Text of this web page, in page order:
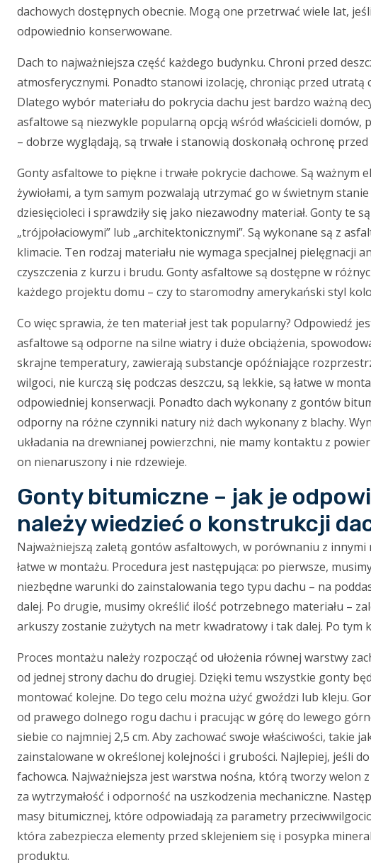
dachowych dostępnych obecnie. Mogą one przetrwać wiele lat,
odpowiednio konserwowane.
Dach to najważniejsza część każdego budynku. Chroni przed
atmosferycznymi. Ponadto stanowi izolację, chroniąc przed utratą
Dlatego wybór materiału do pokrycia dachu jest bardzo ważną
asfaltowe są niezwykle popularną opcją wśród właścicieli domów,
– dobrze wyglądają, są trwałe i stanowią doskonałą ochronę przed
Gonty asfaltowe to piękne i trwałe pokrycie dachowe. Są
żywiołami, a tym samym pozwalają utrzymać go w świetnym
dziesięcioleci i sprawdziły się jako niezawodny materiał. Gonty te
„trójpołaciowymi” lub „architektonicznymi”. Są wykonane są z
klimacie. Ten rodzaj materiału nie wymaga specjalnej pielęgnacji
czyszczenia z kurzu i brudu. Gonty asfaltowe są dostępne w
każdego projektu domu – czy to staromodny amerykański styl
Co więc sprawia, że ten materiał jest tak popularny? Odpowiedź
asfaltowe są odporne na silne wiatry i duże obciążenia,
skrajne temperatury, zawierają substancje opóźniające
wilgoci, nie kurczą się podczas deszczu, są lekkie, są łatwe w
odpowiedniej konserwacji. Ponadto dach wykonany z gontów
odporny na różne czynniki natury niż dach wykonany z blachy.
układania na drewnianej powierzchni, nie mamy kontaktu z
on nienaruszony i nie rdzewieje.
Gonty bitumiczne – jak je
należy wiedzieć o konstrukcji
Najważniejszą zaletą gontów asfaltowych, w porównaniu z
łatwe w montażu. Procedura jest następująca: po pierwsze,
niezbędne warunki do zainstalowania tego typu dachu – na
dalej. Po drugie, musimy określić ilość potrzebnego materiału –
arkuszy zostanie zużytych na metr kwadratowy i tak dalej. Po tym
Proces montażu należy rozpocząć od ułożenia równej warstwy
od jednej strony dachu do drugiej. Dzięki temu wszystkie gonty
montować kolejne. Do tego celu można użyć gwoździ lub kleju.
od prawego dolnego rogu dachu i pracując w górę do lewego
siebie co najmniej 2,5 cm. Aby zachować swoje właściwości, takie
zainstalowane w określonej kolejności i grubości. Najlepiej, jeśli
fachowca. Najważniejsza jest warstwa nośna, którą tworzy welon
za wytrzymałość i odporność na uszkodzenia mechaniczne.
masy bitumicznej, które odpowiadają za parametry
która zabezpiecza elementy przed sklejeniem się i posypka
produktu.